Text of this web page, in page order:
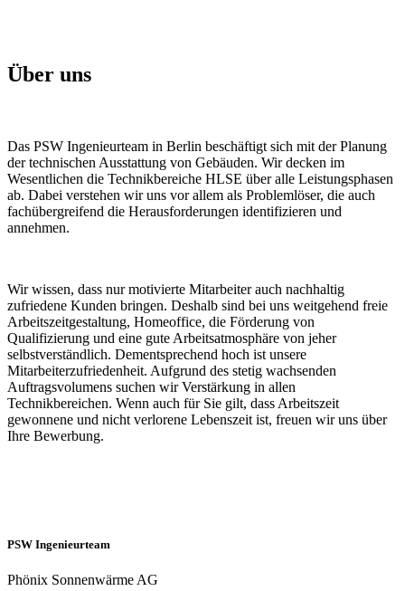
Über uns
Das PSW Ingenieurteam in Berlin beschäftigt sich mit der Planung
der technischen Ausstattung von Gebäuden. Wir decken im
Wesentlichen die Technikbereiche HLSE über alle Leistungsphasen
ab. Dabei verstehen wir uns vor allem als Problemlöser, die auch
fachübergreifend die Herausforderungen identifizieren und
annehmen.
Wir wissen, dass nur motivierte Mitarbeiter auch nachhaltig
zufriedene Kunden bringen. Deshalb sind bei uns weitgehend freie
Arbeitszeitgestaltung, Homeoffice, die Förderung von
Qualifizierung und eine gute Arbeitsatmosphäre von jeher
selbstverständlich. Dementsprechend hoch ist unsere
Mitarbeiterzufriedenheit. Aufgrund des stetig wachsenden
Auftragsvolumens suchen wir Verstärkung in allen
Technikbereichen. Wenn auch für Sie gilt, dass Arbeitszeit
gewonnene und nicht verlorene Lebenszeit ist, freuen wir uns über
Ihre Bewerbung.
PSW Ingenieurteam
Phönix Sonnenwärme AG